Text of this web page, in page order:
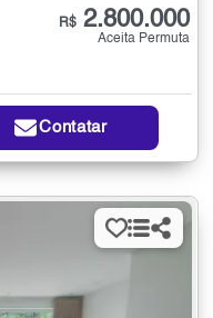
R$ 2.800.000
Aceita Permuta
Contatar